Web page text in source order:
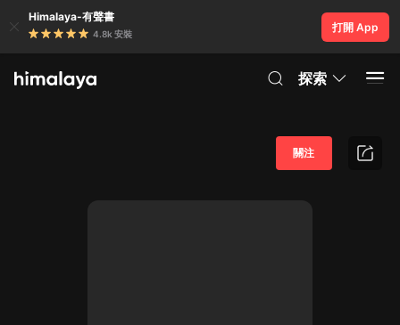
Himalaya-有聲書
4.8k 安裝
打開 App
探索
關注